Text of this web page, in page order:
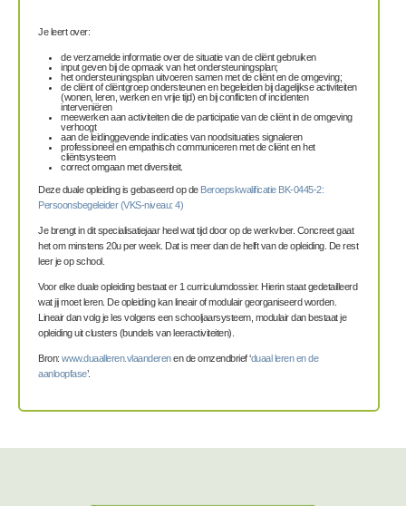
Je leert over:
de verzamelde informatie over de situatie van de cliënt gebruiken
input geven bij de opmaak van het ondersteuningsplan;
het ondersteuningsplan uitvoeren samen met de cliënt en de omgeving;
de cliënt of cliëntgroep ondersteunen en begeleiden bij dagelijkse activiteiten
(wonen, leren, werken en vrije tijd) en bij conflicten of incidenten
interveniëren
meewerken aan activiteiten die de participatie van de cliënt in de omgeving
verhoogt
aan de leidinggevende indicaties van noodsituaties signaleren
professioneel en empathisch communiceren met de cliënt en het
cliëntsysteem
correct omgaan met diversiteit.
Deze duale opleiding is gebaseerd op de Beroepskwalificatie BK-0445-2:
Persoonsbegeleider (VKS-niveau: 4)
Je brengt in dit specialisatiejaar heel wat tijd door op de werkvloer. Concreet gaat
het om minstens 20u per week. Dat is meer dan de helft van de opleiding. De rest
leer je op school.
Voor elke duale opleiding bestaat er 1 curriculumdossier. Hierin staat gedetailleerd
wat jij moet leren. De opleiding kan lineair of modulair georganiseerd worden.
Lineair dan volg je les volgens een schooljaarsysteem, modulair dan bestaat je
opleiding uit clusters (bundels van leeractiviteiten).
Bron: www.duaalleren.vlaanderenen de omzendbrief ‘duaal leren en de
aanloopfase’.